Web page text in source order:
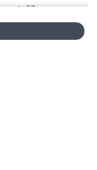
verzorger
Hij was de enige
Geen